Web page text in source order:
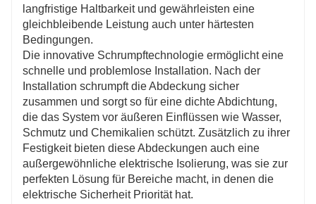
langfristige Haltbarkeit und gewährleisten eine
gleichbleibende Leistung auch unter härtesten
Bedingungen.
Die innovative Schrumpftechnologie ermöglicht eine
schnelle und problemlose Installation. Nach der
Installation schrumpft die Abdeckung sicher
zusammen und sorgt so für eine dichte Abdichtung,
die das System vor äußeren Einflüssen wie Wasser,
Schmutz und Chemikalien schützt. Zusätzlich zu ihrer
Festigkeit bieten diese Abdeckungen auch eine
außergewöhnliche elektrische Isolierung, was sie zur
perfekten Lösung für Bereiche macht, in denen die
elektrische Sicherheit Priorität hat.